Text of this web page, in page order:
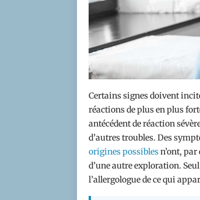
Certains signes doivent
réactions de plus en plus
antécédent de réaction
d’autres troubles. Des
origines possiblesn’ont,
d’une autre exploration.
l’allergologue de ce qui